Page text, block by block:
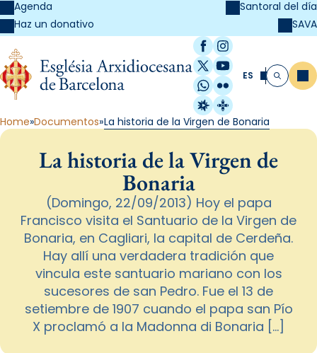
Agenda
Haz un donativo
Santoral del día
SAVA
Facebook
Instagram
X / Twitter
YouTube
WhatsApp
Flickr
Radio Estel
Catalunya
ES Buscar
Home Documentos La historia de la Virgen de Bonaria
La historia de la Virgen de
Bonaria
(Domingo, 22/09/2013) Hoy el papa
Francisco visita el Santuario de la Virgen de
Bonaria, en Cagliari, la capital de Cerdeña.
Hay allí una verdadera tradición que
vincula este santuario mariano con los
sucesores de san Pedro. Fue el 13 de
setiembre de 1907 cuando el papa san Pío
X proclamó a la Madonna di Bonaria […]